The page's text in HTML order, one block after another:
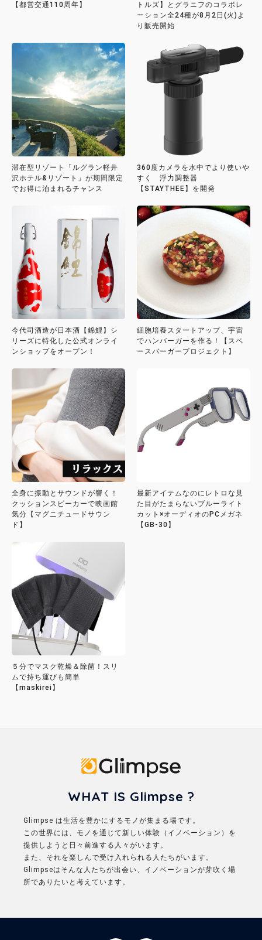
【都営交通110周年】
トルズ】とグラニフのコラボレ
ーション全24種が8月2日(火)よ
り販売開始
滞在型リゾート「ルグラン軽井
沢ホテル&リゾート」が期間限定
でお得に泊まれるチャンス
360度カメラを水中でより使いや
すく 浮力調整器
【STAYTHEE】を開発
今代司酒造が日本酒【錦鯉】シ
リーズに特化した公式オンライ
ンショップをオープン！
細胞培養スタートアップ、宇宙
でハンバーガーを作る！【スペ
ースバーガープロジェクト】
全身に振動とサウンドが響く！
クッションスピーカーで映画館
気分【マグニチュードサウン
ド】
最新アイテムなのにレトロな見
た目がたまらないブルーライト
カット×オーディオのPCメガネ
【GB-30】
５分でマスク乾燥＆除菌！スリ
ムで持ち運びも簡単
【maskirei】
WHAT IS Glimpse ?
Glimpse は生活を豊かにするモノが集まる場です。
この世界には、モノを通じて新しい体験（イノベーション）を
提供しようと日々前進する人々がいます。
また、それを楽しんで受け入れられる人たちがいます。
Glimpseはそんな人たちが出会い、イノベーションが芽吹く場
所でありたいと考えています。